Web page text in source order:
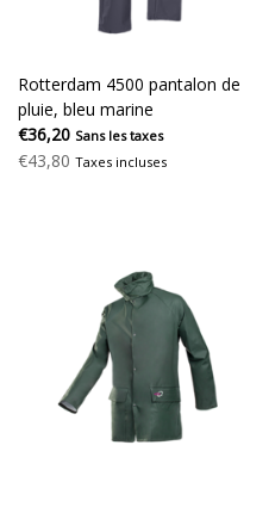
Rotterdam 4500 pantalon de
pluie, bleu marine
€36,20 Sans les taxes
€43,80 Taxes incluses